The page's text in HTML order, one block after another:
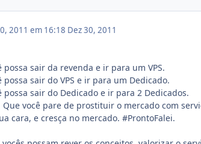
2011 em 16:18 Dez 30, 2011
possa sair da revenda e ir para um VPS.
possa sair do VPS e ir para um Dedicado.
possa sair do Dedicado e ir para 2 Dedicados.
você pare de prostituir o mercado com
cara, e cresça no mercado. #ProntoFalei.